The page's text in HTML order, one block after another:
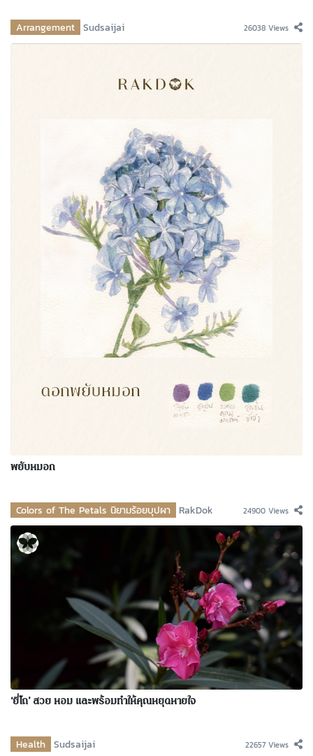
Arrangement Sudsaijai 26038 Views
พยับหมอก
Colors of The Petals นิยามร้อยบุปผา RakDok 24900 Views
‘ยี่โถ’ สวย หอม และพร้อมทำให้คุณหยุดหายใจ
Health Sudsaijai 22657 Views